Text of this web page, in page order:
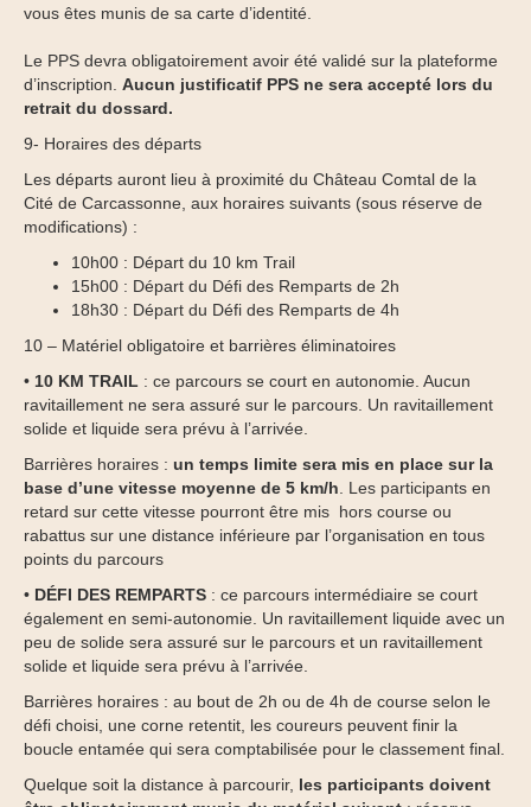
vous êtes munis de sa carte d’identité.
Le PPS devra obligatoirement avoir été validé sur la plateforme
d’inscription. Aucun justificatif PPS ne sera accepté lors du
retrait du dossard.
9- Horaires des départs
Les départs auront lieu à proximité du Château Comtal de la
Cité de Carcassonne, aux horaires suivants (sous réserve de
modifications) :
10h00 : Départ du 10 km Trail
15h00 : Départ du Défi des Remparts de 2h
18h30 : Départ du Défi des Remparts de 4h
10 – Matériel obligatoire et barrières éliminatoires
• 10 KM TRAIL : ce parcours se court en autonomie. Aucun
ravitaillement ne sera assuré sur le parcours. Un ravitaillement
solide et liquide sera prévu à l’arrivée.
Barrières horaires : un temps limite sera mis en place sur la
base d’une vitesse moyenne de 5 km/h . Les participants en
retard sur cette vitesse pourront être mis hors course ou
rabattus sur une distance inférieure par l’organisation en tous
points du parcours
• DÉFI DES REMPARTS : ce parcours intermédiaire se court
également en semi-autonomie. Un ravitaillement liquide avec un
peu de solide sera assuré sur le parcours et un ravitaillement
solide et liquide sera prévu à l’arrivée.
Barrières horaires : au bout de 2h ou de 4h de course selon le
défi choisi, une corne retentit, les coureurs peuvent finir la
boucle entamée qui sera comptabilisée pour le classement final.
Quelque soit la distance à parcourir, les participants doivent